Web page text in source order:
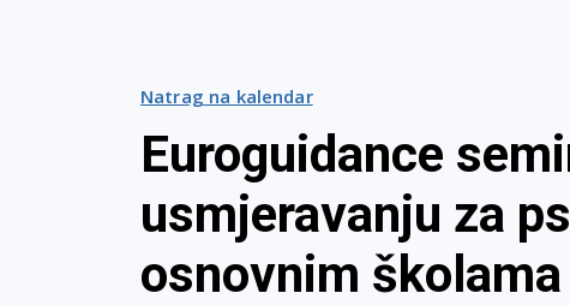
Natrag na kalendar
Euroguidance
usmjeravanju za
osnovnim školama